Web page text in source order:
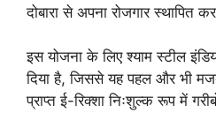
दोबारा से अपना रोजगार स्थापित
इस योजना के लिए श्याम स्टील
दिया है, जिससे यह पहल और भी
प्राप्त ई-रिक्शा निःशुल्क रूप में